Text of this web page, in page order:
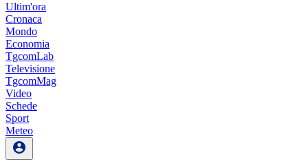
Ultim'ora
Cronaca
Mondo
Economia
TgcomLab
Televisione
TgcomMag
Video
Schede
Sport
Meteo